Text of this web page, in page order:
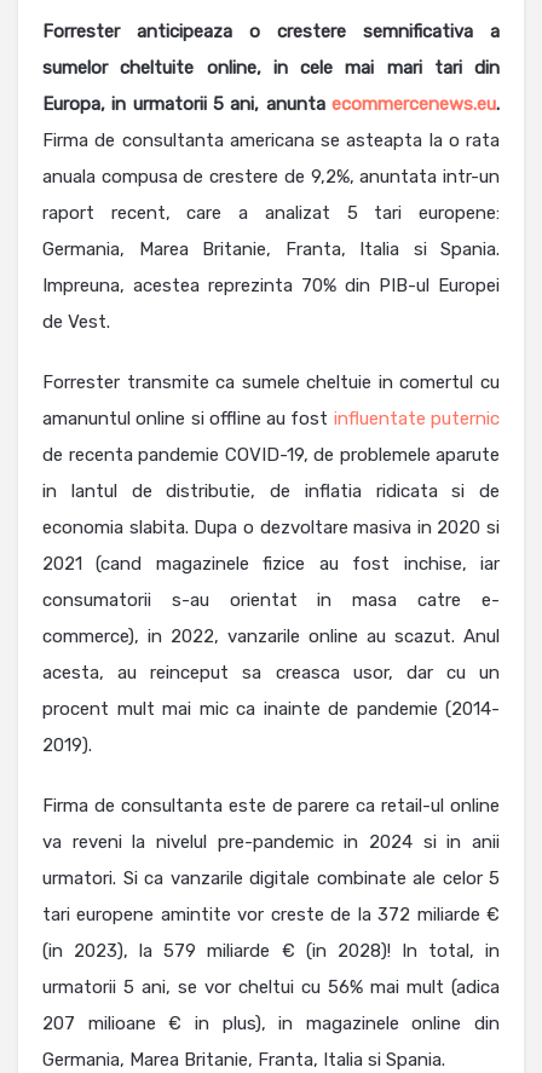
Forrester anticipeaza o crestere semnificativa a
sumelor cheltuite online, in cele mai mari tari din
Europa, in urmatorii 5 ani, anunta ecommercenews.eu.
Firma de consultanta americana se asteapta la o rata
anuala compusa de crestere de 9,2%, anuntata intr-un
raport recent, care a analizat 5 tari europene:
Germania, Marea Britanie, Franta, Italia si Spania.
Impreuna, acestea reprezinta 70% din PIB-ul Europei
de Vest.
Forrester transmite ca sumele cheltuie in comertul cu
amanuntul online si offline au fost influentate puternic
de recenta pandemie COVID-19, de problemele aparute
in lantul de distributie, de inflatia ridicata si de
economia slabita. Dupa o dezvoltare masiva in 2020 si
2021 (cand magazinele fizice au fost inchise, iar
consumatorii s-au orientat in masa catre e-
commerce), in 2022, vanzarile online au scazut. Anul
acesta, au reinceput sa creasca usor, dar cu un
procent mult mai mic ca inainte de pandemie (2014-
2019).
Firma de consultanta este de parere ca retail-ul online
va reveni la nivelul pre-pandemic in 2024 si in anii
urmatori. Si ca vanzarile digitale combinate ale celor 5
tari europene amintite vor creste de la 372 miliarde €
(in 2023), la 579 miliarde € (in 2028)! In total, in
urmatorii 5 ani, se vor cheltui cu 56% mai mult (adica
207 milioane € in plus), in magazinele online din
Germania, Marea Britanie, Franta, Italia si Spania.